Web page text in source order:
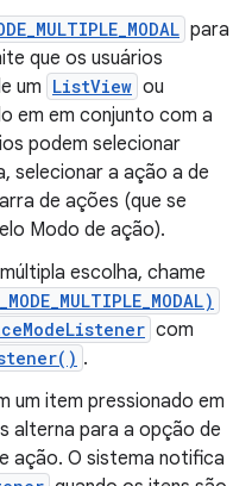
para
que os usuários
um ListView ou
em em conjunto com a
podem selecionar
selecionar a ação a de
de ações (que se
Modo de ação).
escolha, chame
com
.
um item pressionado em
alterna para a opção de
ação. O sistema notifica